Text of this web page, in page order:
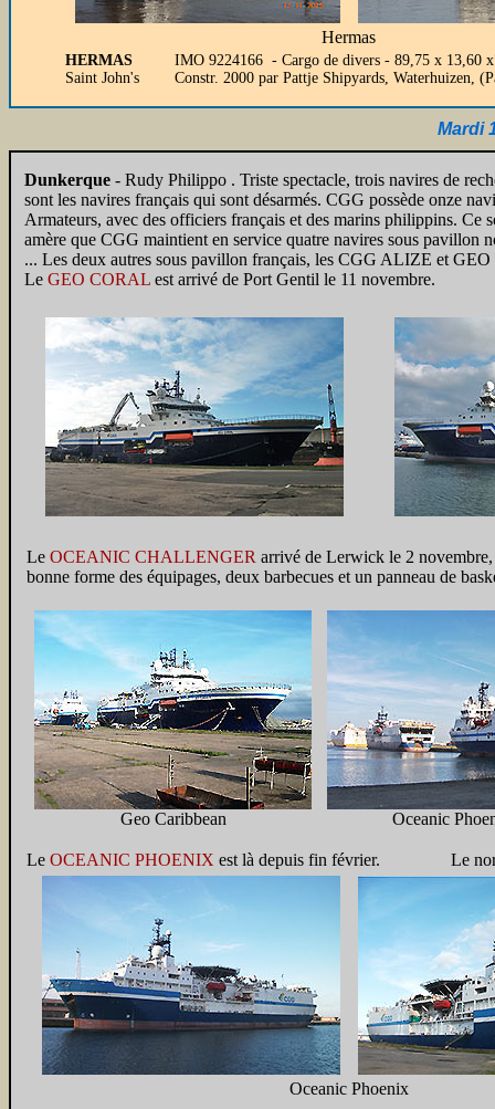
Hermas
HERMAS
Saint John's
IMO 9224166 - Cargo de divers - 89,75 x
Constr. 2000 par Pattje Shipyards,
Mardi
Dunkerque - Rudy Philippo . Triste spectacle, trois navires de
sont les navires français qui sont désarmés. CGG possède onze
Armateurs, avec des officiers français et des marins philippins.
amère que CGG maintient en service quatre navires sous pavillon
... Les deux autres sous pavillon français, les CGG ALIZE et
Le GEO CORAL est arrivé de Port Gentil le 11 novembre.
Le OCEANIC CHALLENGER arrivé de Lerwick le 2
bonne forme des équipages, deux barbecues et un panneau de
Geo Caribbean Oceanic
Le OCEANIC PHOENIX est là depuis fin février. Le
Oceanic Phoenix